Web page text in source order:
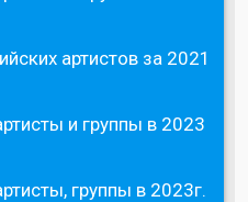
артистов за 2021
и группы в 2023
группы в 2023г.